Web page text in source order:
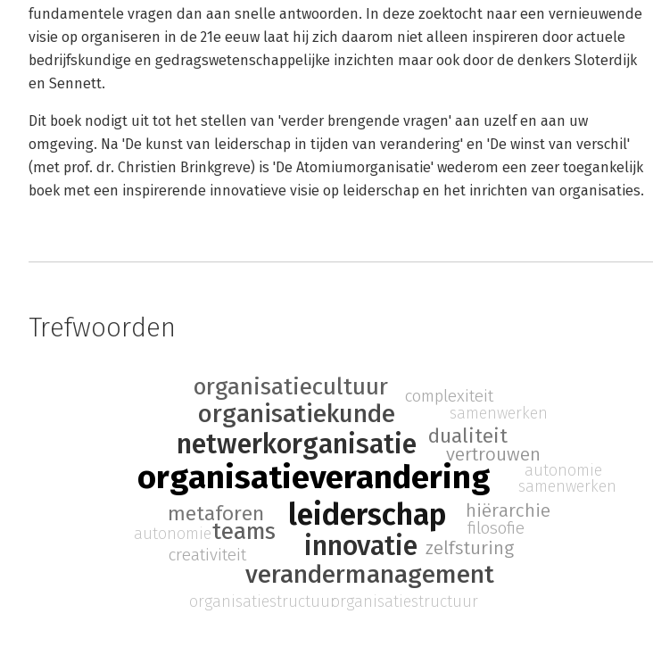
fundamentele vragen dan aan snelle antwoorden. In deze zoektocht naar een vernieuwende
visie op organiseren in de 21e eeuw laat hij zich daarom niet alleen inspireren door actuele
bedrijfskundige en gedragswetenschappelijke inzichten maar ook door de denkers Sloterdijk
en Sennett.
Dit boek nodigt uit tot het stellen van 'verder brengende vragen' aan uzelf en aan uw
omgeving. Na 'De kunst van leiderschap in tijden van verandering' en 'De winst van verschil'
(met prof. dr. Christien Brinkgreve) is 'De Atomiumorganisatie' wederom een zeer toegankelijk
boek met een inspirerende innovatieve visie op leiderschap en het inrichten van organisaties.
Trefwoorden
organisatieverandering
leiderschap
netwerkorganisatie
innovatie
organisatiekunde
verandermanagement
teams
organisatiecultuur
metaforen
dualiteit
vertrouwen
hiërarchie
zelfsturing
creativiteit
filosofie
complexiteit
autonomie
samenwerken
organisatiestructuur
autonomie
samenwerken
organisatiestructuur